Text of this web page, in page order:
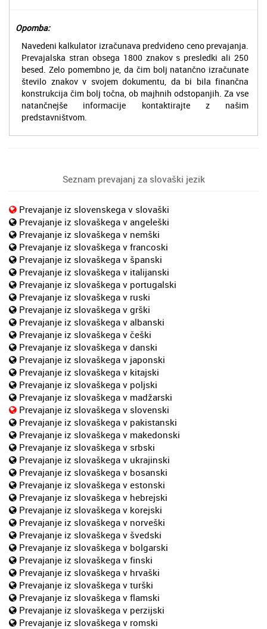
Opomba:
Navedeni kalkulator izračunava predvideno ceno prevajanja.
Prevajalska stran obsega 1800 znakov s presledki ali 250
besed. Zelo pomembno je, da čim bolj natančno izračunate
število znakov v svojem dokumentu, da bi bila finančna
konstrukcija čim bolj točna, ob majhnih odstopanjih. Za vse
natančnejše informacije kontaktirajte z našim
predstavništvom.
Seznam prevajanj za slovaški jezik
Prevajanje iz slovenskega v slovaški
Prevajanje iz slovaškega v angeleški
Prevajanje iz slovaškega v nemški
Prevajanje iz slovaškega v francoski
Prevajanje iz slovaškega v španski
Prevajanje iz slovaškega v italijanski
Prevajanje iz slovaškega v portugalski
Prevajanje iz slovaškega v ruski
Prevajanje iz slovaškega v grški
Prevajanje iz slovaškega v albanski
Prevajanje iz slovaškega v češki
Prevajanje iz slovaškega v danski
Prevajanje iz slovaškega v japonski
Prevajanje iz slovaškega v kitajski
Prevajanje iz slovaškega v poljski
Prevajanje iz slovaškega v madžarski
Prevajanje iz slovaškega v slovenski
Prevajanje iz slovaškega v pakistanski
Prevajanje iz slovaškega v makedonski
Prevajanje iz slovaškega v srbski
Prevajanje iz slovaškega v ukrajinski
Prevajanje iz slovaškega v bosanski
Prevajanje iz slovaškega v estonski
Prevajanje iz slovaškega v hebrejski
Prevajanje iz slovaškega v korejski
Prevajanje iz slovaškega v norveški
Prevajanje iz slovaškega v švedski
Prevajanje iz slovaškega v bolgarski
Prevajanje iz slovaškega v finski
Prevajanje iz slovaškega v hrvaški
Prevajanje iz slovaškega v turški
Prevajanje iz slovaškega v flamski
Prevajanje iz slovaškega v perzijski
Prevajanje iz slovaškega v romski